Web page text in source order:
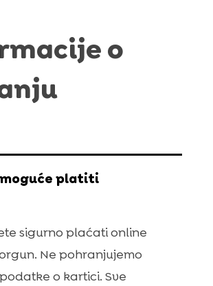
o
moguće platiti
sigurno plaćati online
Ne pohranjujemo
o kartici. Sve